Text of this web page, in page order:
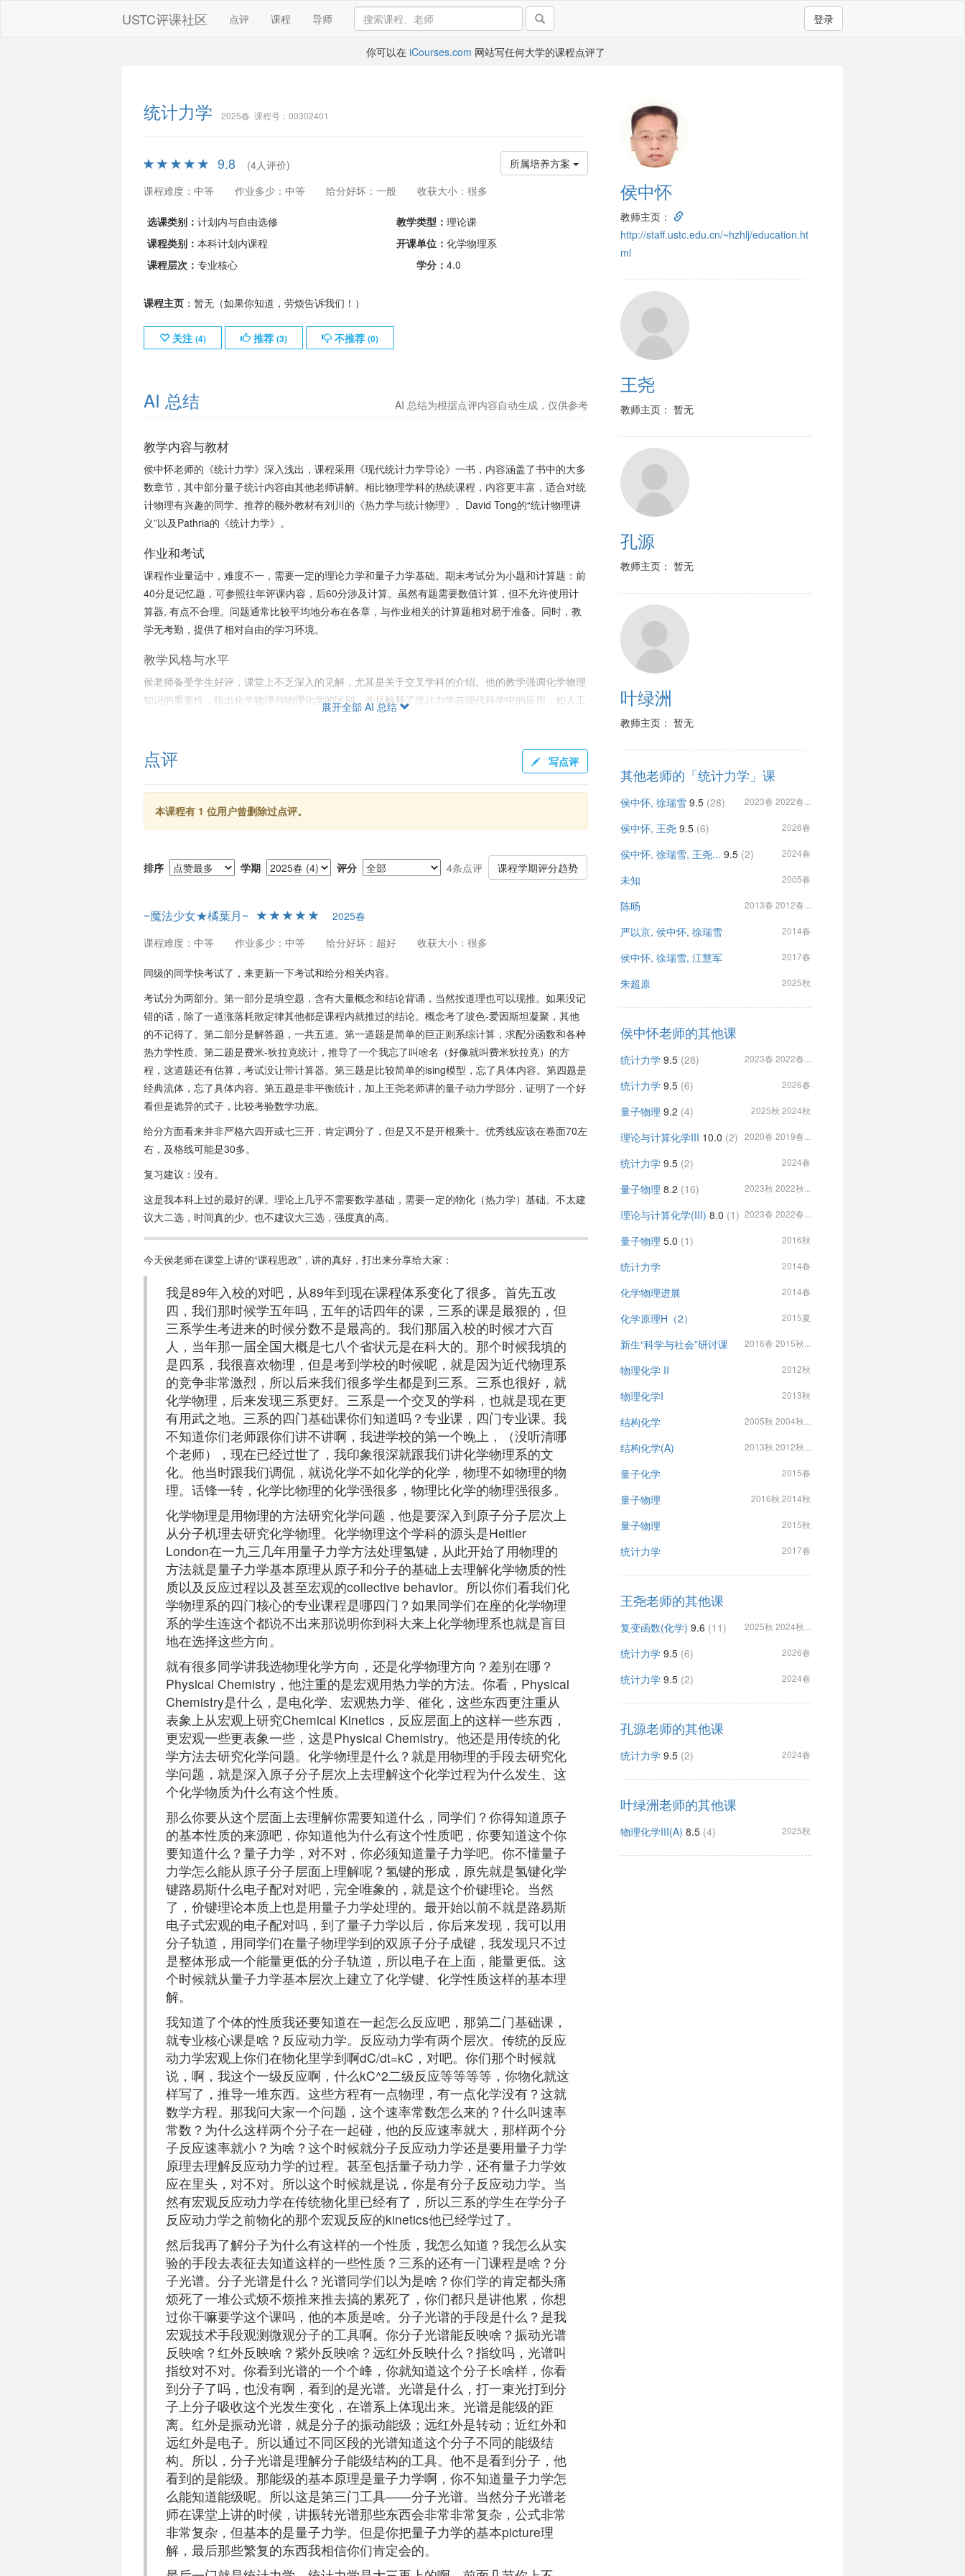
USTC评课社区 点评 课程 导师 登录
你可以在 iCourses.com 网站写任何大学的课程点评了
统计力学 2025春 课程号：00302401
所属培养方案
9.8
(4人评价)
课程难度：中等
作业多少：中等 给分好坏：一般 收获大小：很多
选课类别： 计划内与自由选修 教学类型： 理论课
课程类别： 本科计划内课程 开课单位： 化学物理系
课程层次： 专业核心 学分： 4.0
课程主页：暂无（如果你知道，劳烦告诉我们！）
关注 (4) 推荐 (3) 不推荐 (0)
AI 总结 AI 总结为根据点评内容自动生成，仅供参考
教学内容与教材
侯中怀老师的《统计力学》深入浅出，课程采用《现代统计力学导论》一书，内容涵盖了书中的大多
数章节，其中部分量子统计内容由其他老师讲解。相比物理学科的热统课程，内容更丰富，适合对统
计物理有兴趣的同学。推荐的额外教材有刘川的《热力学与统计物理》、David Tong的“统计物理讲
义”以及Pathria的《统计力学》。
作业和考试
课程作业量适中，难度不一，需要一定的理论力学和量子力学基础。期末考试分为小题和计算题：前
40分是记忆题，可参照往年评课内容，后60分涉及计算。虽然有题需要数值计算，但不允许使用计
算器, 有点不合理。问题通常比较平均地分布在各章，与作业相关的计算题相对易于准备。同时，教
学无考勤，提供了相对自由的学习环境。
教学风格与水平
侯老师备受学生好评，课堂上不乏深入的见解，尤其是关于交叉学科的介绍。他的教学强调化学物理
知识的重要性，指出化学物理与物理化学的区别，并且解释了统计力学在现代科学中的应用，如人工
适用学生与建议
学生具备理论力学和量子力学背景以充分理解课程内容。若想用此课替代热统课程，需注意内容深度
展开全部 AI 总结
点评 写点评
本课程有 1 位用户曾删除过点评。
排序 学期 评分 4条点评 课程学期评分趋势
~魔法少女★橘葉月~
2025春
课程难度：中等
作业多少：中等 给分好坏：超好 收获大小：很多
同级的同学快考试了，来更新一下考试和给分相关内容。
考试分为两部分。第一部分是填空题，含有大量概念和结论背诵，当然按道理也可以现推。如果没记
错的话，除了一道涨落耗散定律其他都是课程内就推过的结论。概念考了玻色-爱因斯坦凝聚，其他
的不记得了。第二部分是解答题，一共五道。第一道题是简单的巨正则系综计算，求配分函数和各种
热力学性质。第二题是费米-狄拉克统计，推导了一个我忘了叫啥名（好像就叫费米狄拉克）的方
程，这道题还有估算，考试没让带计算器。第三题是比较简单的ising模型，忘了具体内容。第四题是
经典流体，忘了具体内容。第五题是非平衡统计，加上王尧老师讲的量子动力学部分，证明了一个好
看但是诡异的式子，比较考验数学功底。
给分方面看来并非严格六四开或七三开，肯定调分了，但是又不是开根乘十。优秀线应该在卷面70左
右，及格线可能是30多。
复习建议：没有。
这是我本科上过的最好的课。理论上几乎不需要数学基础，需要一定的物化（热力学）基础。不太建
议大二选，时间真的少。也不建议大三选，强度真的高。
今天侯老师在课堂上讲的“课程思政”，讲的真好，打出来分享给大家：
我是89年入校的对吧，从89年到现在课程体系变化了很多。首先五改
四，我们那时候学五年吗，五年的话四年的课，三系的课是最狠的，但
三系学生考进来的时候分数不是最高的。我们那届入校的时候才六百
人，当年那一届全国大概是七八个省状元是在科大的。那个时候我填的
是四系，我很喜欢物理，但是考到学校的时候呢，就是因为近代物理系
的竞争非常激烈，所以后来我们很多学生都是到三系。三系也很好，就
化学物理，后来发现三系更好。三系是一个交叉的学科，也就是现在更
有用武之地。三系的四门基础课你们知道吗？专业课，四门专业课。我
不知道你们老师跟你们讲不讲啊，我进学校的第一个晚上，（没听清哪
个老师），现在已经过世了，我印象很深就跟我们讲化学物理系的文
化。他当时跟我们调侃，就说化学不如化学的化学，物理不如物理的物
理。话锋一转，化学比物理的化学强很多，物理比化学的物理强很多。
化学物理是用物理的方法研究化学问题，他是要深入到原子分子层次上
从分子机理去研究化学物理。化学物理这个学科的源头是Heitler
London在一九三几年用量子力学方法处理氢键，从此开始了用物理的
方法就是量子力学基本原理从原子和分子的基础上去理解化学物质的性
质以及反应过程以及甚至宏观的collective behavior。所以你们看我们化
学物理系的四门核心的专业课程是哪四门？如果同学们在座的化学物理
系的学生连这个都说不出来那说明你到科大来上化学物理系也就是盲目
地在选择这些方向。
就有很多同学讲我选物理化学方向，还是化学物理方向？差别在哪？
Physical Chemistry，他注重的是宏观用热力学的方法。你看，Physical
Chemistry是什么，是电化学、宏观热力学、催化，这些东西更注重从
表象上从宏观上研究Chemical Kinetics，反应层面上的这样一些东西，
更宏观一些更表象一些，这是Physical Chemistry。他还是用传统的化
学方法去研究化学问题。化学物理是什么？就是用物理的手段去研究化
学问题，就是深入原子分子层次上去理解这个化学过程为什么发生、这
个化学物质为什么有这个性质。
那么你要从这个层面上去理解你需要知道什么，同学们？你得知道原子
的基本性质的来源吧，你知道他为什么有这个性质吧，你要知道这个你
要知道什么？量子力学，对不对，你必须知道量子力学吧。你不懂量子
力学怎么能从原子分子层面上理解呢？氢键的形成，原先就是氢键化学
键路易斯什么电子配对对吧，完全唯象的，就是这个价键理论。当然
了，价键理论本质上也是用量子力学处理的。最开始以前不就是路易斯
电子式宏观的电子配对吗，到了量子力学以后，你后来发现，我可以用
分子轨道，用同学们在量子物理学到的双原子分子成键，我发现只不过
是整体形成一个能量更低的分子轨道，所以电子在上面，能量更低。这
个时候就从量子力学基本层次上建立了化学键、化学性质这样的基本理
解。
我知道了个体的性质我还要知道在一起怎么反应吧，那第二门基础课，
就专业核心课是啥？反应动力学。反应动力学有两个层次。传统的反应
动力学宏观上你们在物化里学到啊dC/dt=kC，对吧。你们那个时候就
说，啊，我这个一级反应啊，什么kC^2二级反应等等等等，你物化就这
样写了，推导一堆东西。这些方程有一点物理，有一点化学没有？这就
数学方程。那我问大家一个问题，这个速率常数怎么来的？什么叫速率
常数？为什么这样两个分子在一起碰，他的反应速率就大，那样两个分
子反应速率就小？为啥？这个时候就分子反应动力学还是要用量子力学
原理去理解反应动力学的过程。甚至包括量子动力学，还有量子力学效
应在里头，对不对。所以这个时候就是说，你是有分子反应动力学。当
然有宏观反应动力学在传统物化里已经有了，所以三系的学生在学分子
反应动力学之前物化的那个宏观反应的kinetics他已经学过了。
然后我再了解分子为什么有这样的一个性质，我怎么知道？我怎么从实
验的手段去表征去知道这样的一些性质？三系的还有一门课程是啥？分
子光谱。分子光谱是什么？光谱同学们以为是啥？你们学的肯定都头痛
烦死了一堆公式烦不烦推来推去搞的累死了，你们都只是讲他累，你想
过你干嘛要学这个课吗，他的本质是啥。分子光谱的手段是什么？是我
宏观技术手段观测微观分子的工具啊。你分子光谱能反映啥？振动光谱
反映啥？红外反映啥？紫外反映啥？远红外反映什么？指纹吗，光谱叫
指纹对不对。你看到光谱的一个个峰，你就知道这个分子长啥样，你看
到分子了吗，也没有啊，看到的是光谱。光谱是什么，打一束光打到分
子上分子吸收这个光发生变化，在谱系上体现出来。光谱是能级的距
离。红外是振动光谱，就是分子的振动能级；远红外是转动；近红外和
远红外是电子。所以通过不同区段的光谱知道这个分子不同的能级结
构。所以，分子光谱是理解分子能级结构的工具。他不是看到分子，他
看到的是能级。那能级的基本原理是量子力学啊，你不知道量子力学怎
么能知道能级呢。所以这是第三门工具——分子光谱。当然分子光谱老
师在课堂上讲的时候，讲振转光谱那些东西会非常非常复杂，公式非常
非常复杂，但基本的是量子力学。但是你把量子力学的基本picture理
解，最后那些繁复的东西我相信你们肯定会的。
侯中怀
教师主页：
http://staff.ustc.edu.cn/~hzhlj/education.ht
ml
王尧
教师主页： 暂无
孔源
教师主页： 暂无
叶绿洲
教师主页： 暂无
其他老师的「统计力学」课
侯中怀, 徐瑞雪 9.5 (28) 2023春 2022春...
侯中怀, 王尧 9.5 (6) 2026春
侯中怀, 徐瑞雪, 王尧... 9.5 (2) 2024春
未知 2005春
陈旸 2013春 2012春...
严以京, 侯中怀, 徐瑞雪 2014春
侯中怀, 徐瑞雪, 江慧军 2017春
朱超原 2025秋
侯中怀老师的其他课
统计力学 9.5 (28) 2023春 2022春...
统计力学 9.5 (6) 2026春
量子物理 9.2 (4) 2025秋 2024秋
理论与计算化学III 10.0 (2) 2020春 2019春...
统计力学 9.5 (2) 2024春
量子物理 8.2 (16) 2023秋 2022秋...
理论与计算化学(III) 8.0 (1) 2023春 2022春...
量子物理 5.0 (1) 2016秋
统计力学 2014春
化学物理进展 2014春
化学原理H（2） 2015夏
新生“科学与社会”研讨课 2016春 2015秋...
物理化学 II 2012秋
物理化学I 2013秋
结构化学 2005秋 2004秋...
结构化学(A) 2013秋 2012秋...
量子化学 2015春
量子物理 2016秋 2014秋
量子物理 2015秋
统计力学 2017春
王尧老师的其他课
复变函数(化学) 9.6 (11) 2025秋 2024秋...
统计力学 9.5 (6) 2026春
统计力学 9.5 (2) 2024春
孔源老师的其他课
统计力学 9.5 (2) 2024春
叶绿洲老师的其他课
物理化学III(A) 8.5 (4) 2025秋